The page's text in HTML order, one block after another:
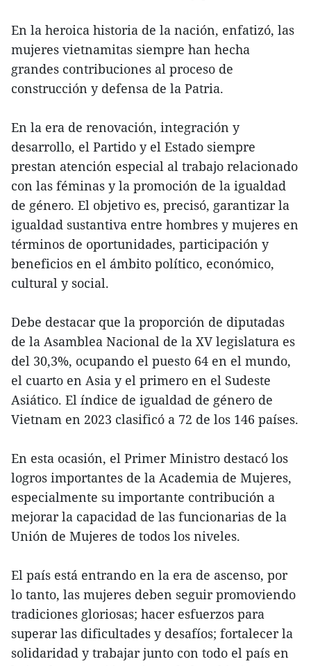
En la heroica historia de la nación, enfatizó, las
mujeres vietnamitas siempre han hecha
grandes contribuciones al proceso de
construcción y defensa de la Patria.
En la era de renovación, integración y
desarrollo, el Partido y el Estado siempre
prestan atención especial al trabajo relacionado
con las féminas y la promoción de la igualdad
de género. El objetivo es, precisó, garantizar la
igualdad sustantiva entre hombres y mujeres en
términos de oportunidades, participación y
beneficios en el ámbito político, económico,
cultural y social.
Debe destacar que la proporción de diputadas
de la Asamblea Nacional de la XV legislatura es
del 30,3%, ocupando el puesto 64 en el mundo,
el cuarto en Asia y el primero en el Sudeste
Asiático. El índice de igualdad de género de
Vietnam en 2023 clasificó a 72 de los 146 países.
En esta ocasión, el Primer Ministro destacó los
logros importantes de la Academia de Mujeres,
especialmente su importante contribución a
mejorar la capacidad de las funcionarias de la
Unión de Mujeres de todos los niveles.
El país está entrando en la era de ascenso, por
lo tanto, las mujeres deben seguir promoviendo
tradiciones gloriosas; hacer esfuerzos para
superar las dificultades y desafíos; fortalecer la
solidaridad y trabajar junto con todo el país en